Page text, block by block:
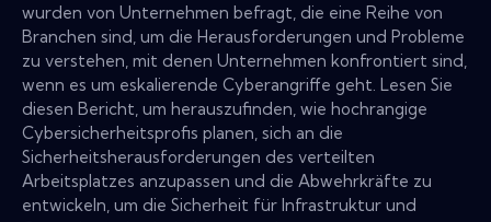
wurden von Unternehmen befragt, die eine Reihe von
Branchen sind, um die Herausforderungen und Probleme
zu verstehen, mit denen Unternehmen konfrontiert sind,
wenn es um eskalierende Cyberangriffe geht. Lesen Sie
diesen Bericht, um herauszufinden, wie hochrangige
Cybersicherheitsprofis planen, sich an die
Sicherheitsherausforderungen des verteilten
Arbeitsplatzes anzupassen und die Abwehrkräfte zu
entwickeln, um die Sicherheit für Infrastruktur und